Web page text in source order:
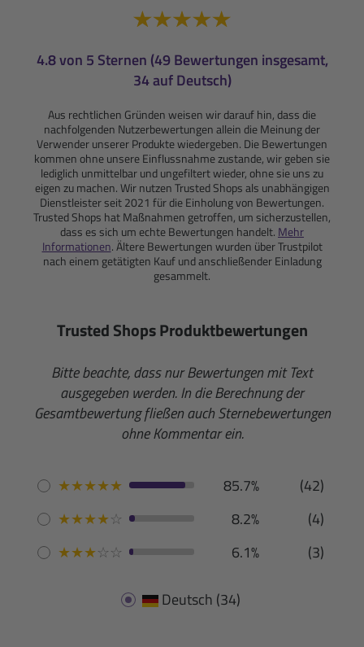
4.8 von 5 Sternen (49 Bewertungen insgesamt,
34 auf Deutsch)
Aus rechtlichen Gründen weisen wir darauf hin, dass die
nachfolgenden Nutzerbewertungen allein die Meinung der
Verwender unserer Produkte wiedergeben. Die Bewertungen
kommen ohne unsere Einflussnahme zustande, wir geben sie
lediglich unmittelbar und ungefiltert wieder, ohne sie uns zu
eigen zu machen. Wir nutzen Trusted Shops als unabhängigen
Dienstleister seit 2021 für die Einholung von Bewertungen.
Trusted Shops hat Maßnahmen getroffen, um sicherzustellen,
dass es sich um echte Bewertungen handelt. Mehr
Informationen. Ältere Bewertungen wurden über Trustpilot
nach einem getätigten Kauf und anschließender Einladung
gesammelt.
Trusted Shops Produktbewertungen
Bitte beachte, dass nur Bewertungen mit Text
ausgegeben werden. In die Berechnung der
Gesamtbewertung fließen auch Sternebewertungen
ohne Kommentar ein.
★★★★★ 85.7%
(42)
★★★★☆ 8.2%
(4)
★★★☆☆ 6.1% (3)
Deutsch (34)